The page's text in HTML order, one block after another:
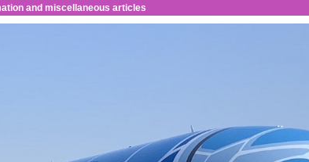
and miscellaneous articles